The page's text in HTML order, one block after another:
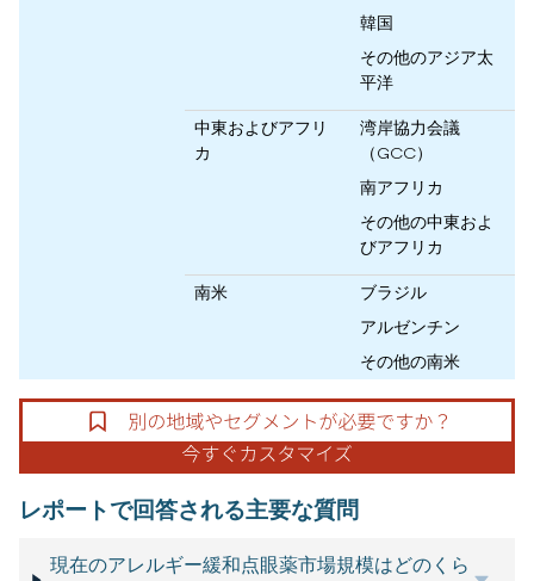
韓国
その他のアジア太
平洋
中東およびアフリ
カ
湾岸協力会議
（GCC）
南アフリカ
その他の中東およ
びアフリカ
南米
ブラジル
アルゼンチン
その他の南米
レポートで回答される主要な質問
現在のアレルギー緩和点眼薬市場規模はどのくら